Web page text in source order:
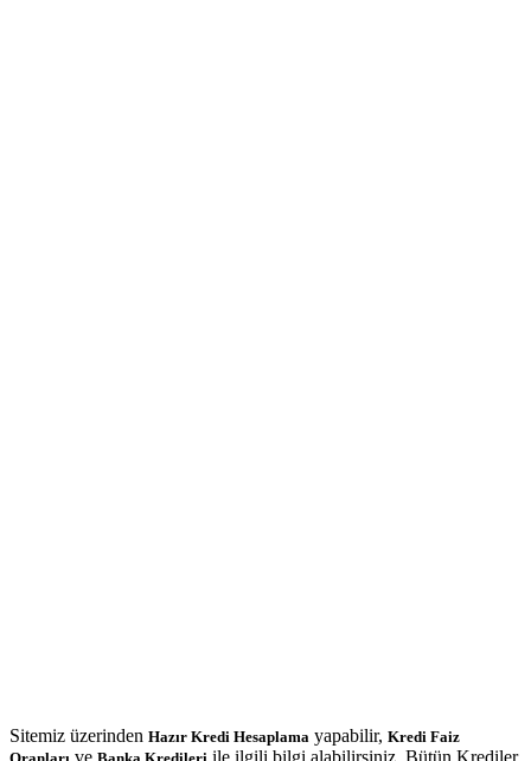
Sitemiz üzerinden Hazır Kredi Hesaplama yapabilir, Kredi Faiz
ve ile ilgili bilgi alabilirsiniz. Bütün Krediler